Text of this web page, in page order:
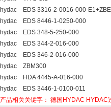
hydac EDS 3316-2-0016-000-
hydac EDS 8446-1-0250-000
hydac EDS 348-5-250-000
hydac EDS 344-2-016-000
hydac EDS 346-2-016-000
hydac ZBM300
hydac HDA 4445-A-016-000
hydac EDS 3446-1-0100-011
产品相关关键字： 德国HYDAC HYDAC